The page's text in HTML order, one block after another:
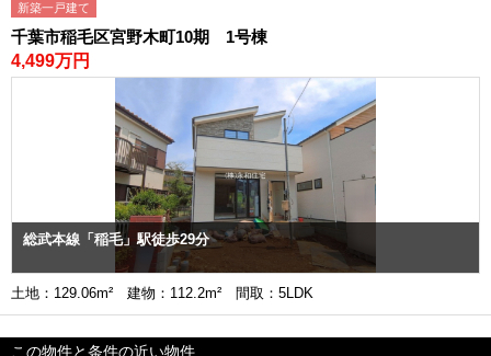
新築一戸建て
千葉市稲毛区宮野木町10期 1号棟
4,499万円
総武本線「稲毛」駅徒歩29分
土地：129.06m² 建物：112.2m² 間取：5LDK
この物件と条件の近い物件